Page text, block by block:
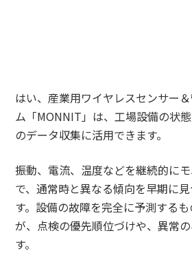
はい、産業用ワイヤレスセンサー
ム「MONNIT」は、工場設備の状
のデータ収集に活用できます。
振動、電流、温度などを継続的に
で、通常時と異なる傾向を早期に
す。設備の故障を完全に予測する
が、点検の優先順位づけや、異常
す。